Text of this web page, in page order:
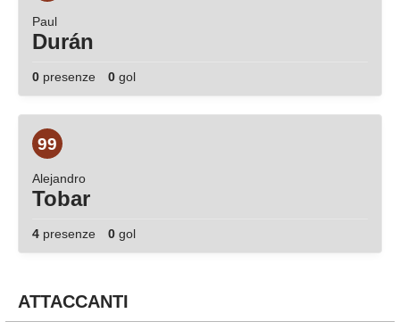
Paul
Durán
0 presenze 0 gol
99
Alejandro
Tobar
4 presenze 0 gol
ATTACCANTI